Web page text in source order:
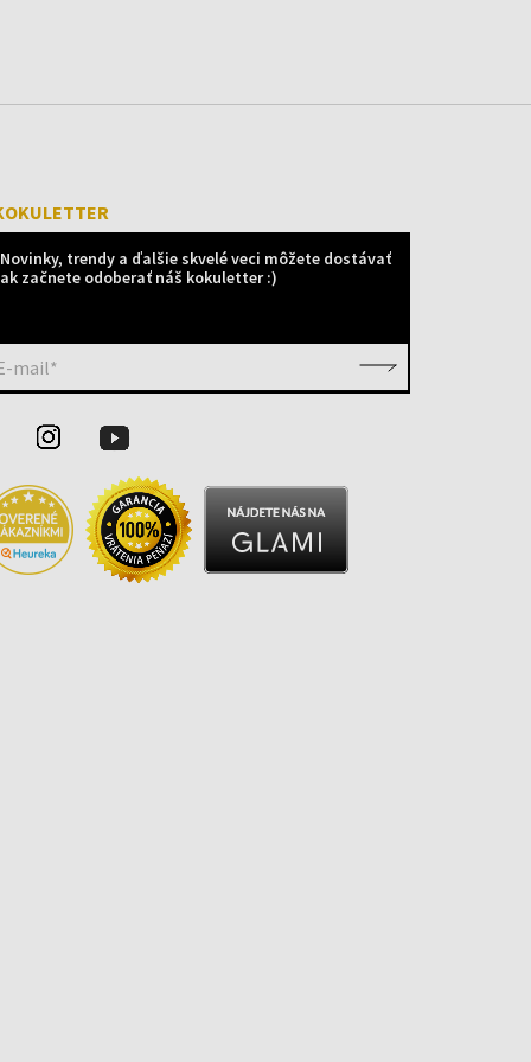
Novinky, trendy a ďalšie skvelé veci môžete dostávať
ak začnete odoberať náš kokuletter :)
mail*